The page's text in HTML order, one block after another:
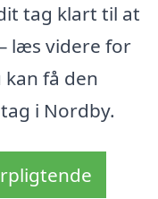
tag klart til at
læs videre for
få den
i Nordby.